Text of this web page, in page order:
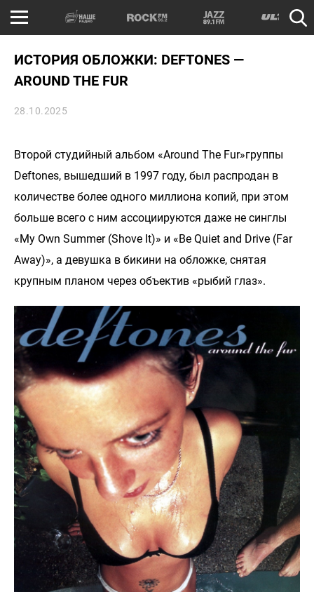
ИСТОРИЯ ОБЛОЖКИ: DEFTONES —
AROUND THE FUR
28.10.2025
Второй студийный альбом «Around The Fur»группы
Deftones, вышедший в 1997 году, был распродан в
количестве более одного миллиона копий, при этом
больше всего с ним ассоциируются даже не синглы
«My Own Summer (Shove It)» и «Be Quiet and Drive (Far
Away)», а девушка в бикини на обложке, снятая
крупным планом через объектив «рыбий глаз».